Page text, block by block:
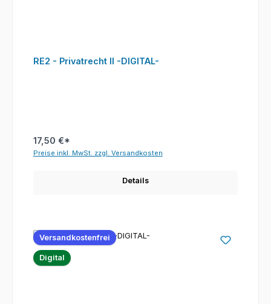
RE2 - Privatrecht II -DIGITAL-
17,50 €*
Preise inkl. MwSt. zzgl. Versandkosten
Details
Versandkostenfrei
Digital